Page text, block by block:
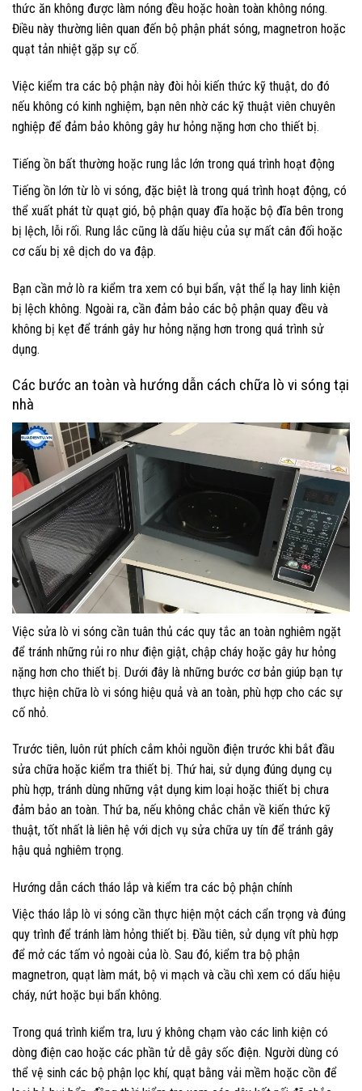
thức ăn không được làm nóng đều hoặc hoàn toàn không nóng.
Điều này thường liên quan đến bộ phận phát sóng, magnetron hoặc
quạt tản nhiệt gặp sự cố.
Việc kiểm tra các bộ phận này đòi hỏi kiến thức kỹ thuật, do đó
nếu không có kinh nghiệm, bạn nên nhờ các kỹ thuật viên chuyên
nghiệp để đảm bảo không gây hư hỏng nặng hơn cho thiết bị.
Tiếng ồn bất thường hoặc rung lắc lớn trong quá trình hoạt động
Tiếng ồn lớn từ lò vi sóng, đặc biệt là trong quá trình hoạt động, có
thể xuất phát từ quạt gió, bộ phận quay đĩa hoặc bộ đĩa bên trong
bị lệch, lỗi rối. Rung lắc cũng là dấu hiệu của sự mất cân đối hoặc
cơ cấu bị xê dịch do va đập.
Bạn cần mở lò ra kiểm tra xem có bụi bẩn, vật thể lạ hay linh kiện
bị lệch không. Ngoài ra, cần đảm bảo các bộ phận quay đều và
không bị kẹt để tránh gây hư hỏng nặng hơn trong quá trình sử
dụng.
Các bước an toàn và hướng dẫn cách chữa lò vi sóng tại
nhà
Việc sửa lò vi sóng cần tuân thủ các quy tắc an toàn nghiêm ngặt
để tránh những rủi ro như điện giật, chập cháy hoặc gây hư hỏng
nặng hơn cho thiết bị. Dưới đây là những bước cơ bản giúp bạn tự
thực hiện chữa lò vi sóng hiệu quả và an toàn, phù hợp cho các sự
cố nhỏ.
Trước tiên, luôn rút phích cắm khỏi nguồn điện trước khi bắt đầu
sửa chữa hoặc kiểm tra thiết bị. Thứ hai, sử dụng đúng dụng cụ
phù hợp, tránh dùng những vật dụng kim loại hoặc thiết bị chưa
đảm bảo an toàn. Thứ ba, nếu không chắc chắn về kiến thức kỹ
thuật, tốt nhất là liên hệ với dịch vụ sửa chữa uy tín để tránh gây
hậu quả nghiêm trọng.
Hướng dẫn cách tháo lắp và kiểm tra các bộ phận chính
Việc tháo lắp lò vi sóng cần thực hiện một cách cẩn trọng và đúng
quy trình để tránh làm hỏng thiết bị. Đầu tiên, sử dụng vít phù hợp
để mở các tấm vỏ ngoài của lò. Sau đó, kiểm tra bộ phận
magnetron, quạt làm mát, bộ vi mạch và cầu chì xem có dấu hiệu
cháy, nứt hoặc bụi bẩn không.
Trong quá trình kiểm tra, lưu ý không chạm vào các linh kiện có
dòng điện cao hoặc các phần tử dễ gây sốc điện. Người dùng có
thể vệ sinh các bộ phận lọc khí, quạt bằng vải mềm hoặc cồn để